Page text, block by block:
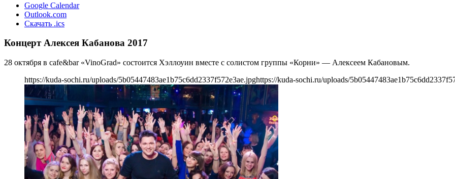
Google Calendar
Outlook.com
Скачать .ics
Концерт Алексея Кабанова 2017
28 октября в cafe&bar «VinoGrad» состоится Хэллоуин вместе с солистом группы «Корни» — Алексеем Кабановым.
https://kuda-sochi.ru/uploads/5b05447483ae1b75c6dd2337f572e3ae.jpghttps://kuda-sochi.ru/uploads/